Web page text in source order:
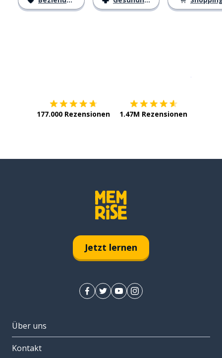
177.000 Rezensionen 1.47M Rezensionen
Jetzt lernen
Über uns
Kontakt